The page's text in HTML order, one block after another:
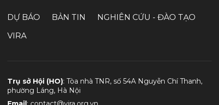
DỰ BÁO BẢN TIN
NGHIÊN CỨU - ĐÀO TẠO
VIRA
Trụ sở Hội (HO): Tòa nhà TNR, số 54A Nguyễn Chí Thanh,
phường Láng, Hà Nội